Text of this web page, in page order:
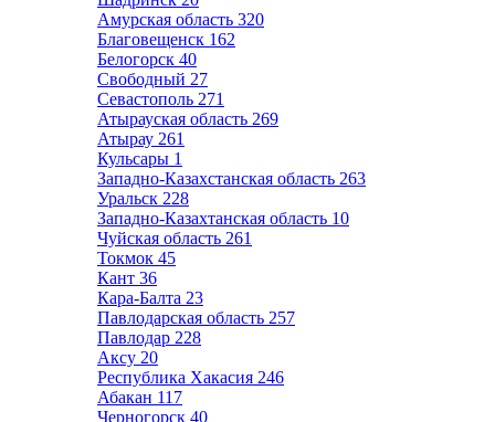
Амурская область 320
Благовещенск 162
Белогорск 40
Свободный 27
Севастополь 271
Атырауская область 269
Атырау 261
Кульсары 1
Западно-Казахстанская область 263
Уральск 228
Западно-Казахтанская область 10
Чуйская область 261
Токмок 45
Кант 36
Кара-Балта 23
Павлодарская область 257
Павлодар 228
Аксу 20
Республика Хакасия 246
Абакан 117
Черногорск 40